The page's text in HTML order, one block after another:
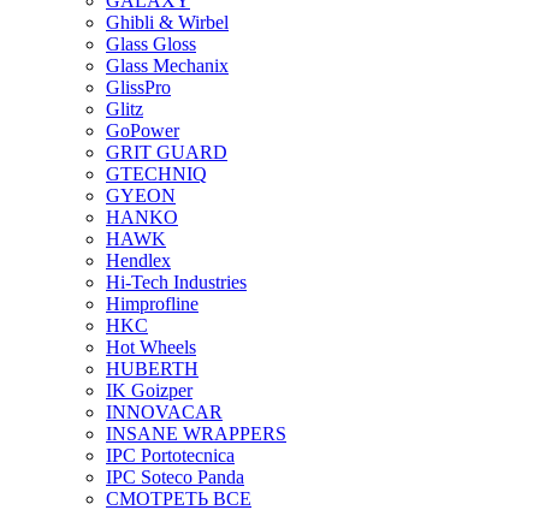
Ghibli & Wirbel
Glass Gloss
Glass Mechanix
GlissPro
Glitz
GoPower
GRIT GUARD
GTECHNIQ
GYEON
HANKO
HAWK
Hendlex
Hi-Tech Industries
Himprofline
HKC
Hot Wheels
HUBERTH
IK Goizper
INNOVACAR
INSANE WRAPPERS
IPC Portotecnica
IPC Soteco Panda
СМОТРЕТЬ ВСЕ